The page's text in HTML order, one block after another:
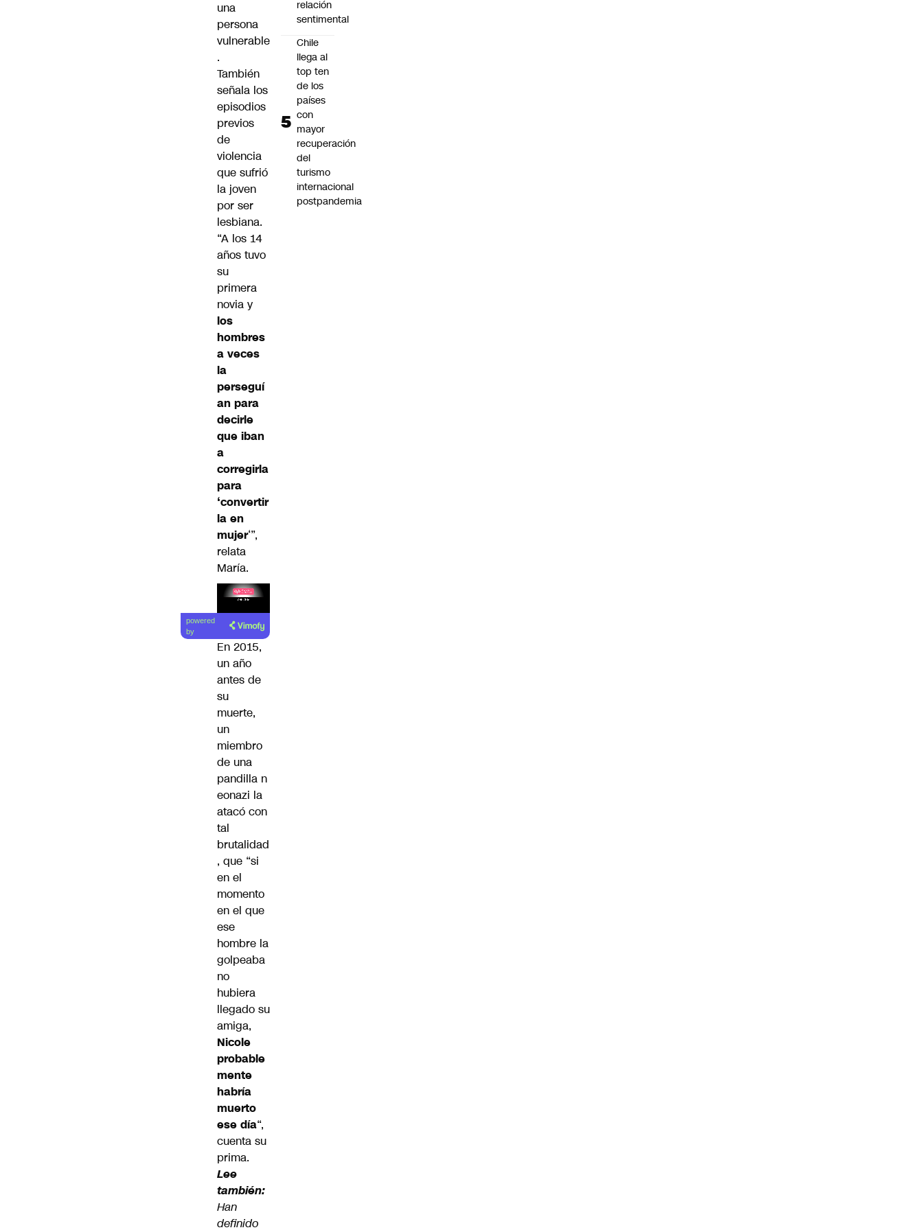
una
persona
vulnerable
.
También
señala los
episodios
previos
de
violencia
que sufrió
la joven
por ser
lesbiana.
“A los 14
años tuvo
su
primera
novia y
los
hombres
a veces
la
perseguí
an para
decirle
que iban
a
corregirla
para
‘convertir
la en
mujer‘”,
relata
María.
Lea el
artículo
powered
by
En 2015,
un año
antes de
su
muerte,
un
miembro
de una
pandilla n
eonazi la
atacó con
tal
brutalidad
, que “si
en el
momento
en el que
ese
hombre la
golpeaba
no
hubiera
llegado su
amiga,
Nicole
probable
mente
habría
muerto
ese día“,
cuenta su
prima.
Lee
también:
Han
definido
relación
sentimental
Chile
llega al
top ten
de los
países
con
mayor
recuperación
del
turismo
internacional
postpandemia